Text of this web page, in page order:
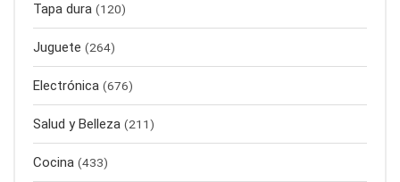
Tapa dura (120)
Juguete (264)
Electrónica (676)
Salud y Belleza (211)
Cocina (433)